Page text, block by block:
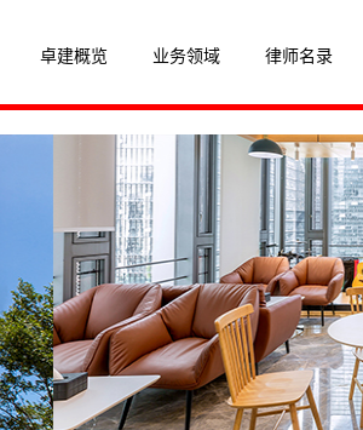
卓建概览 业务领域 律师名录